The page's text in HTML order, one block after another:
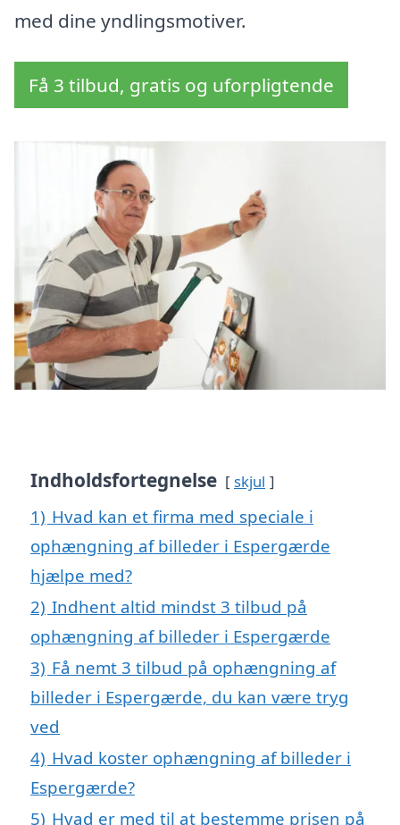
med dine yndlingsmotiver.
Få 3 tilbud, gratis og uforpligtende
Indholdsfortegnelse skjul
1) Hvad kan et firma med speciale i
ophængning af billeder i Espergærde
hjælpe med?
2) Indhent altid mindst 3 tilbud på
ophængning af billeder i Espergærde
3) Få nemt 3 tilbud på ophængning af
billeder i Espergærde, du kan være tryg
ved
4) Hvad koster ophængning af billeder i
Espergærde?
5) Hvad er med til at bestemme prisen på